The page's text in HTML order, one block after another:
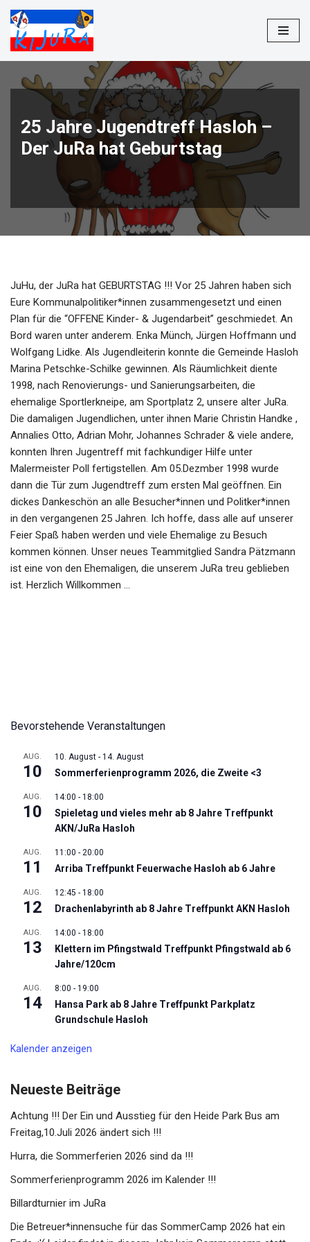
Zum
Inhalt
25 Jahre Jugendtreff Hasloh –
Der JuRa hat Geburtstag
JuHu, der JuRa hat GEBURTSTAG !!! Vor 25 Jahren haben sich
Eure Kommunalpolitiker*innen zusammengesetzt und einen
Plan für die “OFFENE Kinder- & Jugendarbeit” geschmiedet. An
Bord waren unter anderem. Enka Münch, Jürgen Hoffmann und
Wolfgang Lidke. Als Jugendleiterin konnte die Gemeinde Hasloh
Marina Petschke-Schilke gewinnen. Als Räumlichkeit diente
1998, nach Renovierungs- und Sanierungsarbeiten, die
ehemalige Sportlerkneipe, am Sportplatz 2, unsere alter JuRa.
Die damaligen Jugendlichen, unter ihnen Marie Christin Handke ,
Annalies Otto, Adrian Mohr, Johannes Schrader & viele andere,
konnten Ihren Jugentreff mit fachkundiger Hilfe unter
Malermeister Poll fertigstellen. Am 05.Dezmber 1998 wurde
dann die Tür zum Jugendtreff zum ersten Mal geöffnen. Ein
dickes Dankeschön an alle Besucher*innen und Politker*innen
in den vergangenen 25 Jahren. Ich hoffe, dass alle auf unserer
Feier Spaß haben werden und viele Ehemalige zu Besuch
kommen können. Unser neues Teammitglied Sandra Pätzmann
ist eine von den Ehemaligen, die unserem JuRa treu geblieben
ist. Herzlich Willkommen …
Bevorstehende Veranstaltungen
AUG.
10
10. August - 14. August
Sommerferienprogramm 2026, die Zweite <3
AUG.
10
14:00 - 18:00
Spieletag und vieles mehr ab 8 Jahre Treffpunkt
AKN/JuRa Hasloh
AUG.
11
11:00 - 20:00
Arriba Treffpunkt Feuerwache Hasloh ab 6 Jahre
AUG.
12
12:45 - 18:00
Drachenlabyrinth ab 8 Jahre Treffpunkt AKN Hasloh
AUG.
13
14:00 - 18:00
Klettern im Pfingstwald Treffpunkt Pfingstwald ab 6
Jahre/120cm
AUG.
14
8:00 - 19:00
Hansa Park ab 8 Jahre Treffpunkt Parkplatz
Grundschule Hasloh
Kalender anzeigen
Neueste Beiträge
Achtung !!! Der Ein und Ausstieg für den Heide Park Bus am
Freitag,10.Juli 2026 ändert sich !!!
Hurra, die Sommerferien 2026 sind da !!!
Sommerferienprogramm 2026 im Kalender !!!
Billardturnier im JuRa
Die Betreuer*innensuche für das SommerCamp 2026 hat ein